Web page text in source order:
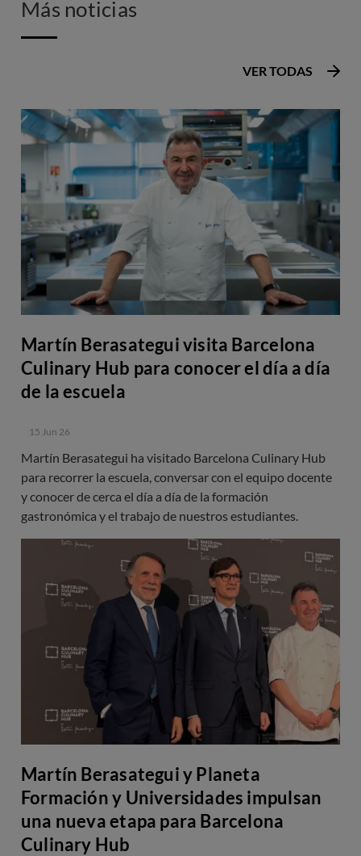
Más noticias
Martín Berasategui visita Barcelona
Culinary Hub para conocer el día a día
de la escuela
15 Jun 26
Martín Berasategui ha visitado Barcelona Culinary Hub
para recorrer la escuela, conversar con el equipo docente
y conocer de cerca el día a día de la formación
gastronómica y el trabajo de nuestros estudiantes.
Martín Berasategui y Planeta
Formación y Universidades impulsan
una nueva etapa para Barcelona
Culinary Hub
VER TODAS